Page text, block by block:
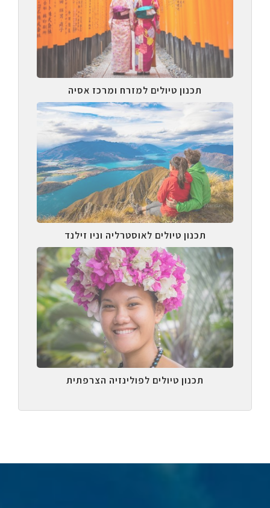
תכנון טיולים למזרח ומרכז אסיה
תכנון טיולים לאוסטרליה וניו זילנד
תכנון טיולים לפולינזיה הצרפתית